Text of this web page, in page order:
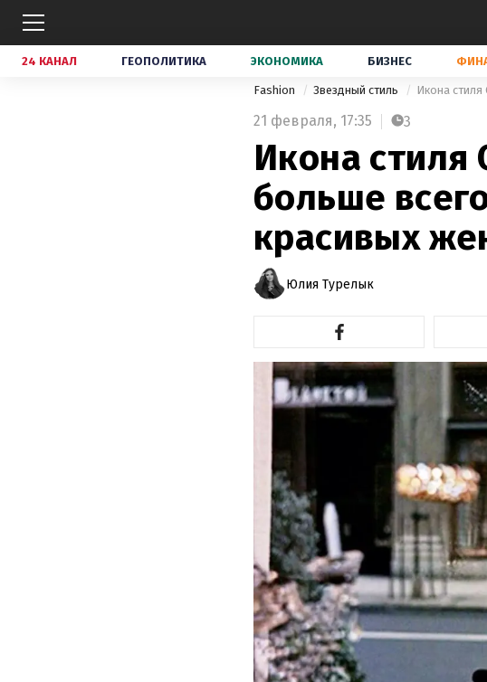
24 КАНАЛ ГЕОПОЛИТИКА ЭКОНОМИКА БИЗНЕС
Fashion Звездный стиль
21 февраля, 17:35 3
Икона стиля
больше
красивых
Юлия Турелык